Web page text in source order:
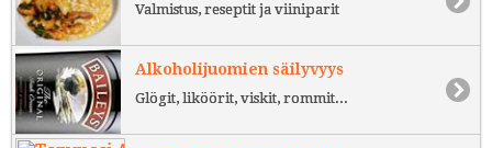
Valmistus, reseptit ja viiniparit
Alkoholijuomien säilyvyys
Glögit, liköörit, viskit, rommit...